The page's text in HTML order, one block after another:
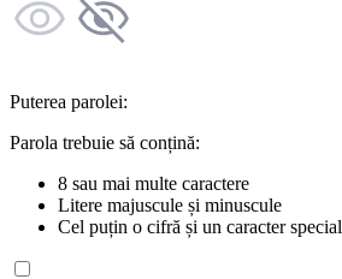
Puterea parolei:
Parola trebuie să conțină:
8 sau mai multe caractere
Litere majuscule și minuscule
Cel puțin o cifră și un caracter special